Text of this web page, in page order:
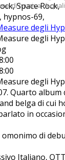
di musica di
Space Rock,
hypnos-69,
degli
degli
degli
Quarto album
belga di cui
in
Italiano,